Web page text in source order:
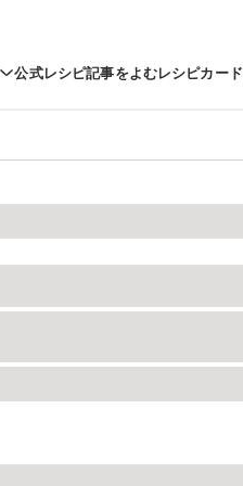
公式レシピ記事をよむレシピカード